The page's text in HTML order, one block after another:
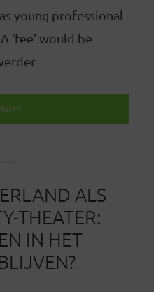
young professional
‘fee’ would be
ALS
THEATER:
IN HET